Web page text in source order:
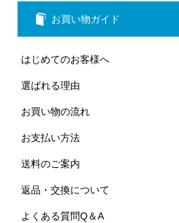
お買い物ガイド
はじめてのお客様へ
選ばれる理由
お買い物の流れ
お支払い方法
送料のご案内
返品・交換について
よくある質問Q＆A